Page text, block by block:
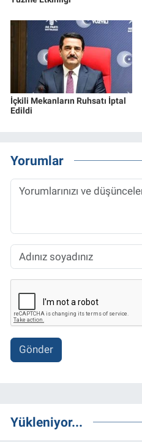
İçkili Mekanların Ruhsatı İptal
Edildi
Yorumlar
Gönder
Yükleniyor...